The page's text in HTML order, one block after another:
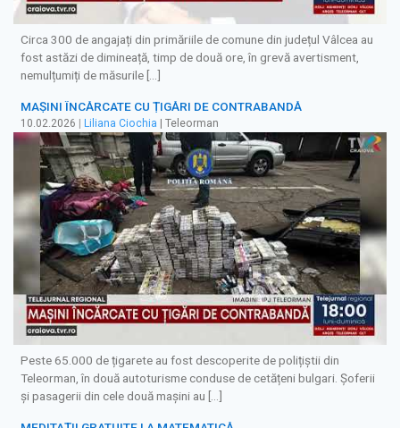
Circa 300 de angajați din primăriile de comune din județul Vâlcea au
fost astăzi de dimineață, timp de două ore, în grevă avertisment,
nemulțumiți de măsurile […]
MAȘINI ÎNCĂRCATE CU ȚIGĂRI DE CONTRABANDĂ
10.02.2026 | Liliana Ciochia | Teleorman
Peste 65.000 de țigarete au fost descoperite de polițiștii din
Teleorman, în două autoturisme conduse de cetățeni bulgari. Șoferii
și pasagerii din cele două mașini au […]